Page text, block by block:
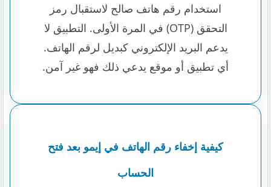
استخدام رقم هاتف صالح لاستقبال رمز
التحقق (OTP) في المرة الأولى. التطبيق لا
يدعم البريد الإلكتروني كبديل لرقم الهاتف.
أي تطبيق أو موقع يدعي ذلك فهو غير آمن.
كيفية إخفاء رقم الهاتف في إيمو بعد فتح
الحساب